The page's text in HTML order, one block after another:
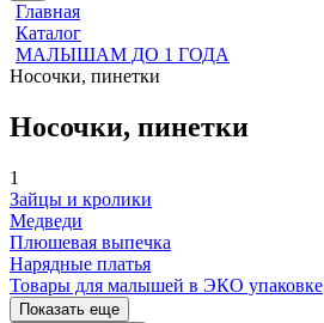
Главная
Каталог
МАЛЫШАМ ДО 1 ГОДА
Носочки, пинетки
Носочки, пинетки
1
Зайцы и кролики
Медведи
Плюшевая выпечка
Нарядные платья
Товары для малышей в ЭКО упаковке
Показать еще